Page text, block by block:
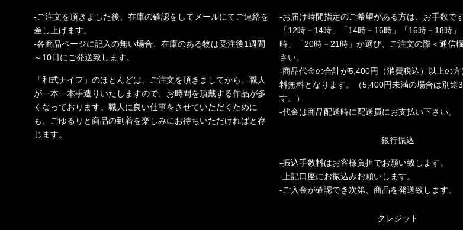
-ご注文を頂きました後、在庫の確認をしてメールにてご連絡を
差し上げます。
-各商品ページに記入の無い場合、在庫のある物は受注後1週間
～10日にご発送致します。
「和式ナイフ」のほとんどは、ご注文を頂きましてから、職人
が一本一本手造りいたしますので、お時間を頂戴する作品が多
くなっております。職人に良い仕事をさせていただくために
も、ごゆるりと商品の到着を楽しみにお待ちいただければと存
じます。
-お届け時間指定のご希望がある方は、お手数で
「12時－14時」「14時－16時」「16時－18時
時」「20時－21時」か選び、ご注文の際＜通信
さい。
-商品代金の合計が5,400円（消費税込）以上の
料無料となります。（5,400円未満の場合は別途
す。）
-代金は商品配送時に配送員にお支払い下さい。
銀行振込
-振込手数料はお客様負担でお願い致します。
-上記口座にお振込みお願いします。
-ご入金が確認でき次第、商品を発送致します。
クレジット